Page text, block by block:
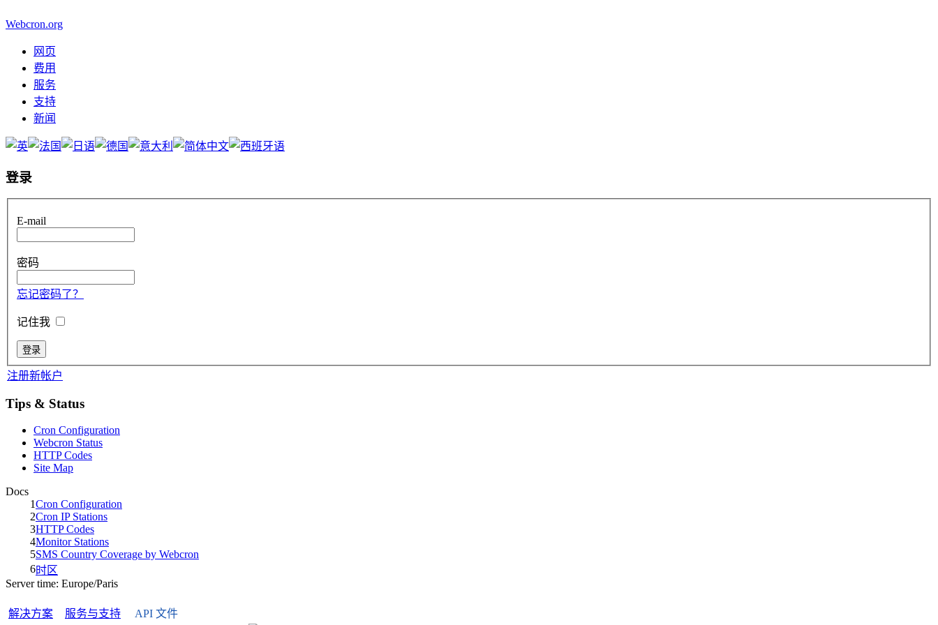
Webcron.org
网页
费用
服务
支持
新闻
登录
E-mail
密码
忘记密码了？
记住我
注册新帐户
Tips & Status
Cron Configuration
Webcron Status
HTTP Codes
Site Map
Docs
1Cron Configuration
2Cron IP Stations
3HTTP Codes
4Monitor Stations
5SMS Country Coverage by Webcron
6时区
Server time: Europe/Paris
解决方案 服务与支持 API 文件